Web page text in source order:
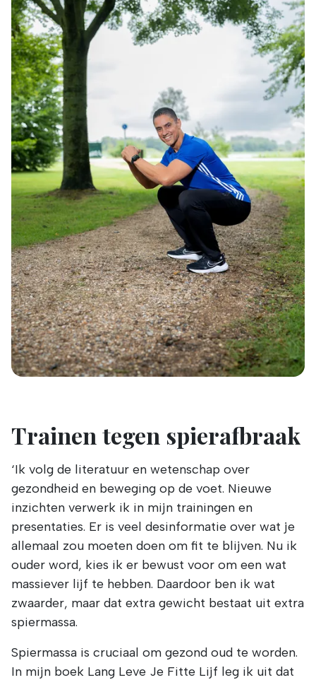
Trainen tegen spierafbraak
‘Ik volg de literatuur en wetenschap over
gezondheid en beweging op de voet. Nieuwe
inzichten verwerk ik in mijn trainingen en
presentaties. Er is veel desinformatie over wat je
allemaal zou moeten doen om fit te blijven. Nu ik
ouder word, kies ik er bewust voor om een wat
massiever lijf te hebben. Daardoor ben ik wat
zwaarder, maar dat extra gewicht bestaat uit extra
spiermassa.
Spiermassa is cruciaal om gezond oud te worden.
In mijn boek Lang Leve Je Fitte Lijf leg ik uit dat